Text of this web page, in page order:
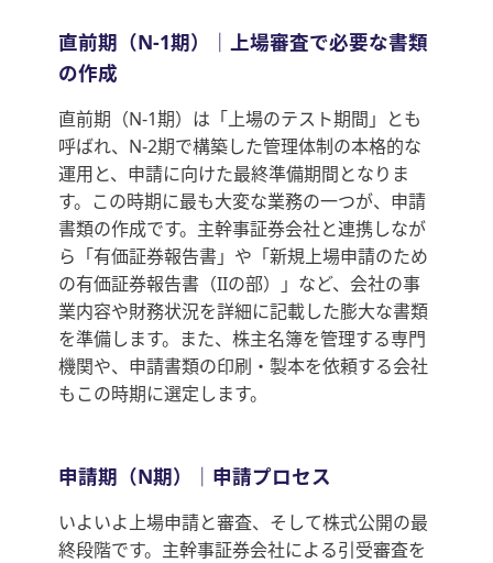
直前期（N-1期）｜上場審査で必要な書類
の作成
直前期（N-1期）は「上場のテスト期間」とも
呼ばれ、N-2期で構築した管理体制の本格的な
運用と、申請に向けた最終準備期間となりま
す。この時期に最も大変な業務の一つが、申請
書類の作成です。主幹事証券会社と連携しなが
ら「有価証券報告書」や「新規上場申請のため
の有価証券報告書（IIの部）」など、会社の事
業内容や財務状況を詳細に記載した膨大な書類
を準備します。また、株主名簿を管理する専門
機関や、申請書類の印刷・製本を依頼する会社
もこの時期に選定します。
申請期（N期）｜申請プロセス
いよいよ上場申請と審査、そして株式公開の最
終段階です。主幹事証券会社による引受審査を